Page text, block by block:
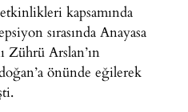
kapsamında
sırasında Anayasa
Zührü Arslan’ın
önünde eğilerek